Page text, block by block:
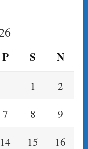
P S N
1
2
7 8
9
14 15
16